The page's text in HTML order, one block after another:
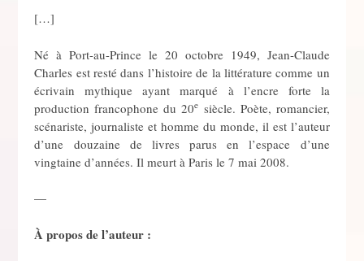
[…]
Né à Port-au-Prince le 20 octobre 1949, Jean-Claude
Charles est resté dans l’histoire de la littérature comme un
écrivain mythique ayant marqué à l’encre forte la
production francophone du 20e siècle. Poète, romancier,
scénariste, journaliste et homme du monde, il est l’auteur
d’une douzaine de livres parus en l’espace d’une
vingtaine d’années. Il meurt à Paris le 7 mai 2008.
—
À propos de l’auteur :